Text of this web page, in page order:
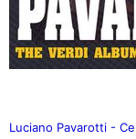
Luciano Pavarotti -